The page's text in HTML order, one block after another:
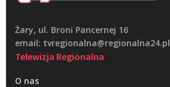
Żary, ul. Broni Pancernej 16
email: tvregionalna@regionalna24.pl
Telewizja Regionalna
O nas